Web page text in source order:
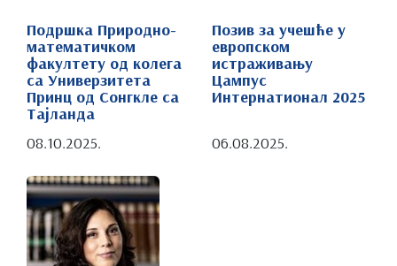
Подршка Природно-
математичком
факултету од колега
са Универзитета
Принц од Сонгкле са
Тајланда
08.10.2025.
Позив за учешће у
европском
истраживању
Цампус
Интернатионал 2025
06.08.2025.